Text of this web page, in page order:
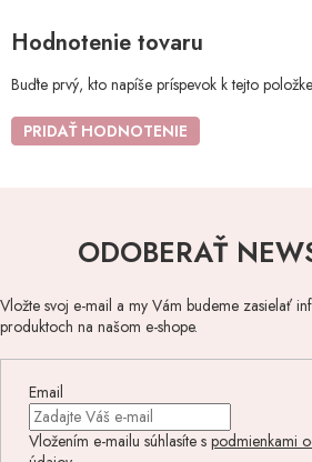
Hodnotenie tovaru
Buďte prvý, kto napíše príspevok k tejto
PRIDAŤ HODNOTENIE
ODOBERAŤ
Vložte svoj e-mail a my Vám budeme zasielať
produktoch na našom e-shope.
Email
Vložením e-mailu súhlasíte s podmienkami